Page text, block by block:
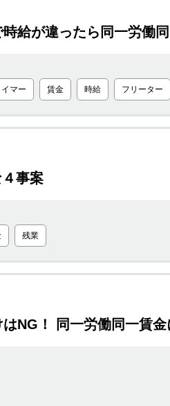
給が違ったら同一労働同
マー 賃金 時給 フリーター
事案
残業
NG！ 同一労働同一賃金